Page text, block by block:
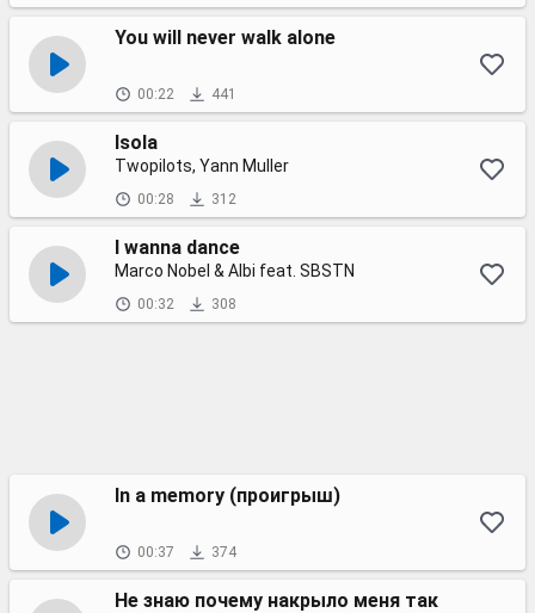
You will never walk alone
00:22 441
Isola
Twopilots, Yann Muller
00:28 312
I wanna dance
Marco Nobel & Albi feat. SBSTN
00:32 308
In a memory (проигрыш)
00:37 374
Не знаю почему накрыло меня так